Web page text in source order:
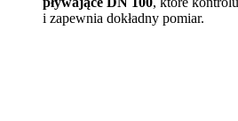
i zapewnia dokładny pomiar.